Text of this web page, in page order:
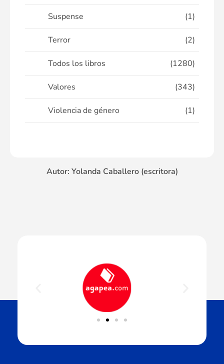
Suspense (1)
Terror (2)
Todos los libros (1280)
Valores (343)
Violencia de género (1)
Autor: Yolanda Caballero (escritora)